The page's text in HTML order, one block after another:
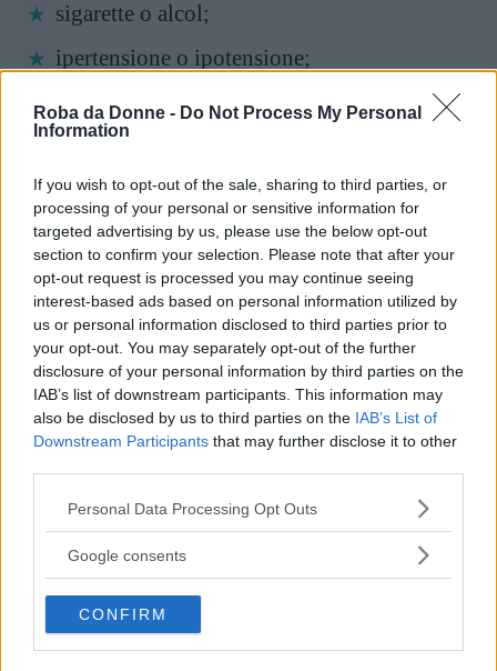
Roba da Donne - Do Not Process My Personal
Information
If you wish to opt-out of the sale, sharing to third parties, or
processing of your personal or sensitive information for
targeted advertising by us, please use the below opt-out
section to confirm your selection. Please note that after your
opt-out request is processed you may continue seeing
interest-based ads based on personal information utilized by
us or personal information disclosed to third parties prior to
your opt-out. You may separately opt-out of the further
disclosure of your personal information by third parties on the
IAB’s list of downstream participants. This information may
also be disclosed by us to third parties on the IAB’s List of
Downstream Participants that may further disclose it to other
Please note that this website/app uses one or more Google
not limited to your visit or usage behaviour. You may click to
use your data for below specified purposes in below Google
consent section.
Personal Data Processing Opt Outs
Google consents
CONFIRM
sigarette o alcol;
ipertensione o ipotensione;
bassi livelli di testosterone;
bassa autostima;
depressione
timori e conflitti interiori;
auto-sabotaggi inconsci.
In generale, è sempre bene prenotare unavisita
specialistica: anche se capita una volta sola,
ascoltare un parere medico non fa mai male,
sbagliata, come fumo o alcol, che influisce sulla
vostra erezione. Spesso, i problemi di erezione
reiterati sono trattati conterapie
farmacologiche
anche ad altro – come quando i problemi erettili